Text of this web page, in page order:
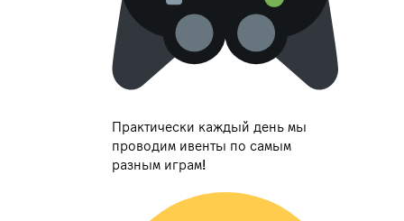
Практически каждый день мы
проводим ивенты по самым
разным играм!